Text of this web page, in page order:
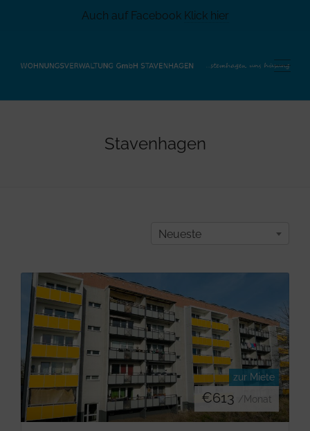
Auch auf Facebook Klick hier
Stavenhagen
Neueste
zur Miete
€613 /Monat